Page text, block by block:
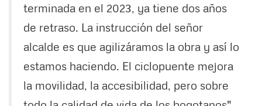
terminada en el 2023, ya tiene dos años
de retraso. La instrucción del señor
alcalde es que agilizáramos la obra y así lo
estamos haciendo. El ciclopuente mejora
la movilidad, la accesibilidad, pero sobre